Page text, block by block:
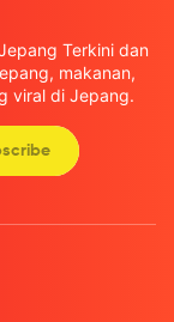
Terkini dan
makanan,
viral di Jepang.